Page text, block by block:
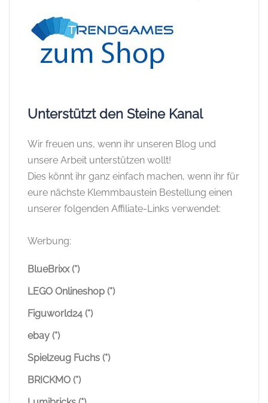
Unterstützt den Steine Kanal
Wir freuen uns, wenn ihr unseren Blog und
unsere Arbeit unterstützen wollt!
Dies könnt ihr ganz einfach machen, wenn ihr für
eure nächste Klemmbaustein Bestellung einen
unserer folgenden Affiliate-Links verwendet:
Werbung:
BlueBrixx (*)
LEGO Onlineshop (*)
Figuworld24 (*)
ebay (*)
Spielzeug Fuchs (*)
BRICKMO (*)